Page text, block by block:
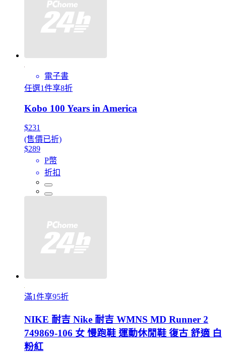
電子書
任選1件享8折
Kobo 100 Years in America
$231
(售價已折)
$289
P幣
折扣
滿1件享95折
NIKE 耐吉 Nike 耐吉 WMNS MD Runner 2
749869-106 女 慢跑鞋 運動休閒鞋 復古 舒適 白
粉紅